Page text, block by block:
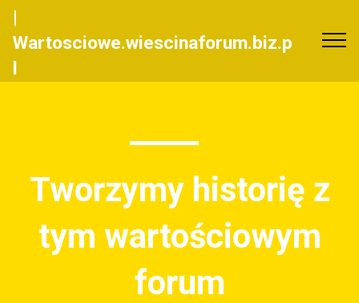
|
Wartosciowe.wiescinaforum.biz.p
Tworzymy historię z
tym wartościowym
forum